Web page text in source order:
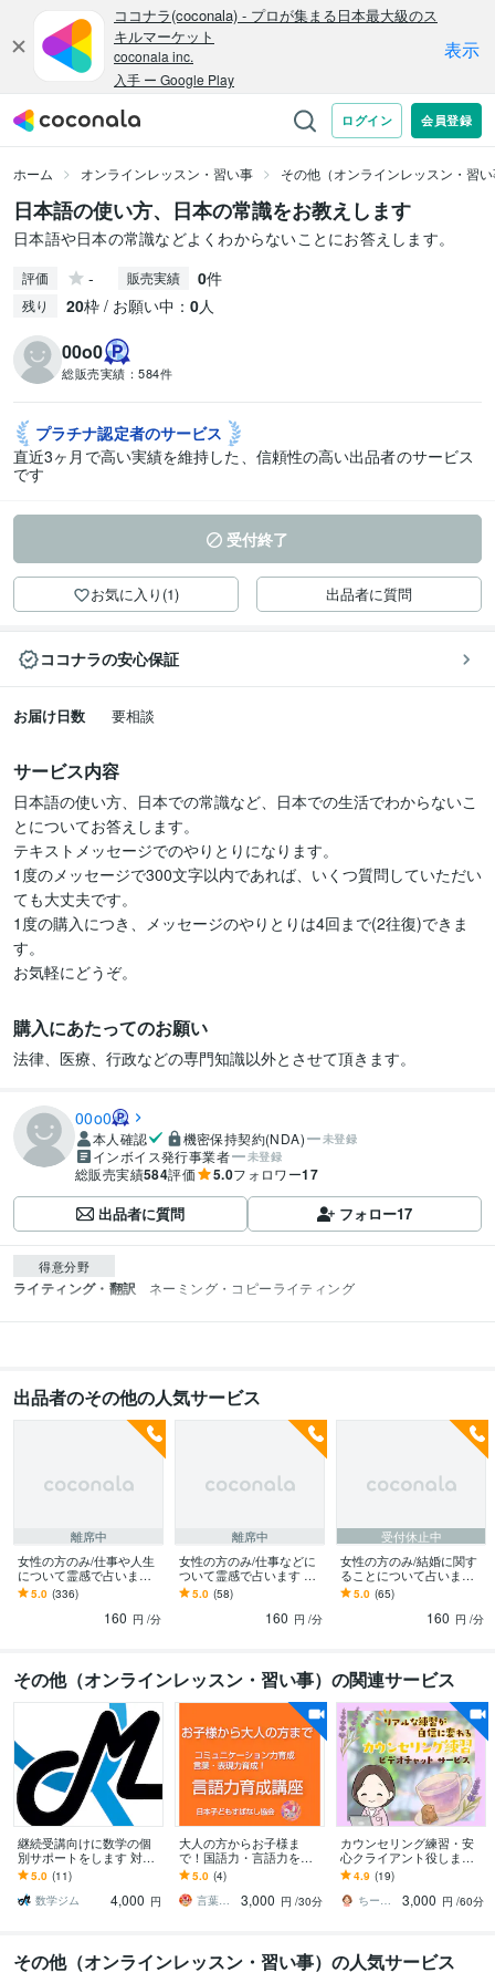
ホーム オンラインレッスン・習い事 その他（オンラインレッスン・習
日本語の使い方、日本の常識をお教えします
日本語や日本の常識などよくわからないことにお答えします。
評価 - 販売実績 0件
残り 20枠 / お願い中： 0人
00o0
総販売実績： 584件
プラチナ認定者のサービス
直近3ヶ月で高い実績を維持した、信頼性の高い出品者のサービス
です
受付終了
お気に入り(1) 出品者に質問
ココナラの安心保証
お届け日数 要相談
サービス内容
日本語の使い方、日本での常識など、日本での生活でわからないこ
とについてお答えします。
テキストメッセージでのやりとりになります。
1度のメッセージで300文字以内であれば、いくつ質問していただい
ても大丈夫です。
1度の購入につき、メッセージのやりとりは4回まで(2往復)できま
す。
お気軽にどうぞ。
購入にあたってのお願い
法律、医療、行政などの専門知識以外とさせて頂きます。
00o0
本人確認 機密保持契約(NDA) 未登録
インボイス発行事業者 未登録
総販売実績584評価 5.0フォロワー17
出品者に質問 フォロー17
得意分野
ライティング・翻訳 ネーミング・コピーライティング
出品者のその他の人気サービス
離席中
女性の方のみ/仕事や人生
について霊感で占います
仕事などいろいろなこと
について霊感で占いま
5.0 (336)
160 円 /分
離席中
女性の方のみ/仕事などに
ついて霊感で占います 仕
事などいろいろなことに
ついて霊感で占います。
5.0 (58)
160 円 /分
受付休止中
女性の方のみ/結婚に関す
ることについて占います
結婚に関することについ
て霊感で占います。
5.0 (65)
160 円 /分
その他（オンラインレッスン・習い事）の関連サービス
継続受講向けに数学の個
別サポートをします 対話
重視で丁寧に理解を深め
る継続指導
5.0 (11)
数学ジム
4,000 円
大人の方からお子様ま
で！国語力・言語力を育
成します 国語力は教わる
教科ではなくコミュニケ
ーション力により育ちま
5.0 (4)
言葉・国語力育成 日本子どもすばなし協会
3,000 円 /30分
カウンセリング練習・安
心クライアント役します
初めてでも大丈夫。不安
をほぐして、練習を楽し
む60分
4.9 (19)
ちーさん✨ほっこりの間の人
3,000 円 /60分
その他（オンラインレッスン・習い事）の人気サービス